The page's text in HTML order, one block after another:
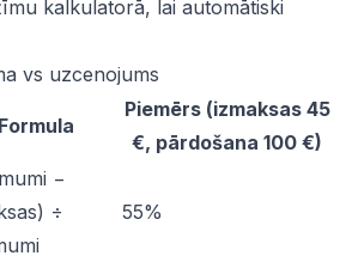
kalkulatorā, lai automātiski
vs uzcenojums
Formula
Piemērs (izmaksas 45
€, pārdošana 100 €)
−
÷
55%